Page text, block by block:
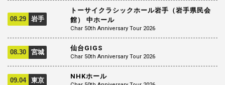
08.29 岩手
トーサイクラシックホール岩手（岩手県民会
館） 中ホール
Char 50th Anniversary Tour 2026
08.30 宮城 仙台GIGS
Char 50th Anniversary Tour 2026
09.04 東京 NHKホール